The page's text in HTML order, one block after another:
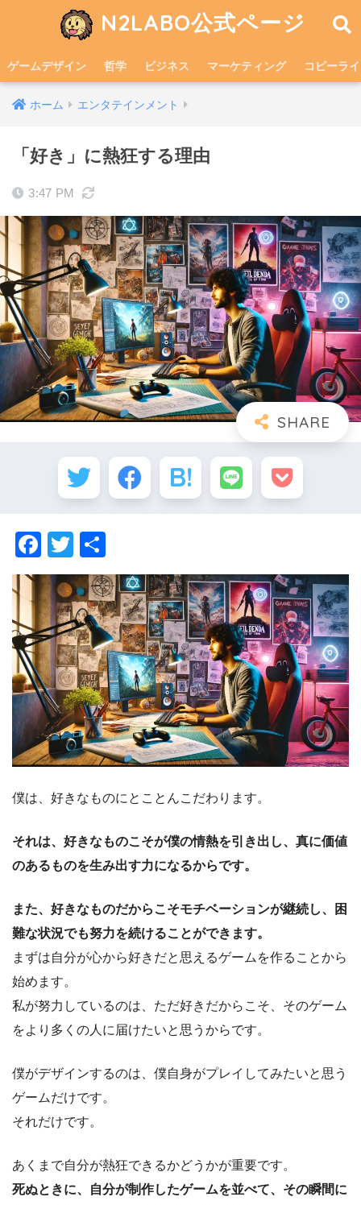
N2LABO公式ページ
ゲームデザイン 哲学 ビジネス マーケティング コピーラ
ホーム エンタテインメント
「好き」に熱狂する理由
3:47 PM
F
a
c
e
b
o
o
k
T
wi
tt
er
有
僕は、好きなものにとことんこだわります。
それは、好きなものこそが僕の情熱を引き出し、真に価値
のあるものを生み出す力になるからです。
また、好きなものだからこそモチベーションが継続し、困
難な状況でも努力を続けることができます。
まずは自分が心から好きだと思えるゲームを作ることから
始めます。
私が努力しているのは、ただ好きだからこそ、そのゲーム
をより多くの人に届けたいと思うからです。
僕がデザインするのは、僕自身がプレイしてみたいと思う
ゲームだけです。
それだけです。
あくまで自分が熱狂できるかどうかが重要です。
死ぬときに、自分が制作したゲームを並べて、その瞬間に